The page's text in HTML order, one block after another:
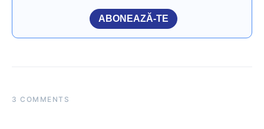
ABONEAZĂ-TE
3 COMMENTS